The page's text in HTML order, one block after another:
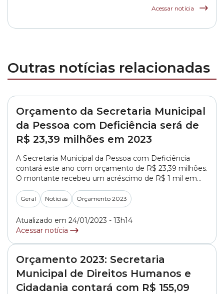
Acessar notícia
Outras notícias relacionadas
Orçamento da Secretaria Municipal
da Pessoa com Deficiência será de
R$ 23,39 milhões em 2023
A Secretaria Municipal da Pessoa com Deficiência
contará este ano com orçamento de R$ 23,39 milhões.
O montante recebeu um acréscimo de R$ 1 mil em
relação a proposta enviada pelo Executivo através do
PL (Projeto de Lei) 579/2022, que trata da LOA (Lei
Orçamentária Anual) 2023. O orçamento municipal foi
aprovado na Câmara em... »
Geral Notícias Orçamento 2023
Atualizado em 24/01/2023 - 13h14
Acessar notícia
Orçamento 2023: Secretaria
Municipal de Direitos Humanos e
Cidadania contará com R$ 155,09